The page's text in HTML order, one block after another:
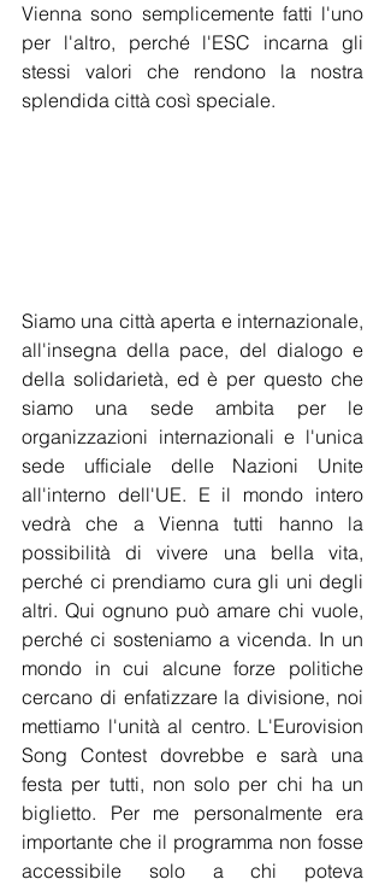
Vienna sono semplicemente fatti l'uno
per l'altro, perché l'ESC incarna gli
stessi valori che rendono la nostra
splendida città così speciale.
Siamo una città aperta e internazionale,
all'insegna della pace, del dialogo e
della solidarietà, ed è per questo che
siamo una sede ambita per le
organizzazioni internazionali e l'unica
sede ufficiale delle Nazioni Unite
all'interno dell'UE. E il mondo intero
vedrà che a Vienna tutti hanno la
possibilità di vivere una bella vita,
perché ci prendiamo cura gli uni degli
altri. Qui ognuno può amare chi vuole,
perché ci sosteniamo a vicenda. In un
mondo in cui alcune forze politiche
cercano di enfatizzare la divisione, noi
mettiamo l'unità al centro. L'Eurovision
Song Contest dovrebbe e sarà una
festa per tutti, non solo per chi ha un
biglietto. Per me personalmente era
importante che il programma non fosse
accessibile solo a chi poteva